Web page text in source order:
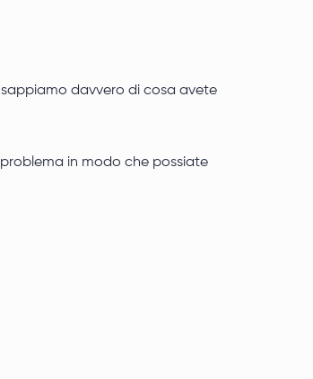
davvero di cosa avete
in modo che possiate